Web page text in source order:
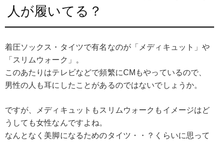
人が履いてる？
着圧ソックス・タイツで有名なのが「メディキュット」や
「スリムウォーク」。
このあたりはテレビなどで頻繁にCMもやっているので、
男性の人も耳にしたことがあるのではないでしょうか。
ですが、メディキュットもスリムウォークもイメージはど
うしても女性なんですよね。
なんとなく美脚になるためのタイツ・・？くらいに思って